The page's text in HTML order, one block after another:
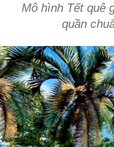
Mô hình Tết quê
quần